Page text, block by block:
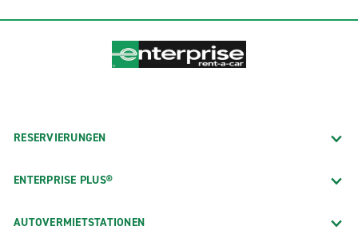
RESERVIERUNGEN
ENTERPRISE PLUS®
AUTOVERMIETSTATIONEN